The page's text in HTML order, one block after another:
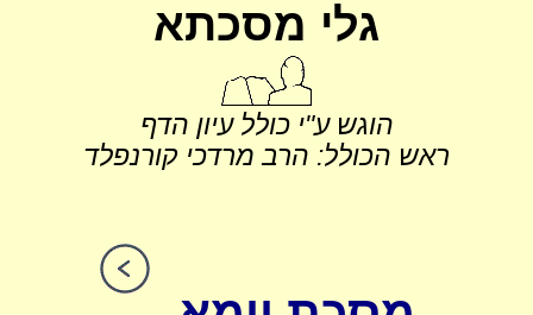
גלי מסכתא
הוגש ע"י כולל עיון הדף
ראש הכולל: הרב מרדכי קורנפלד